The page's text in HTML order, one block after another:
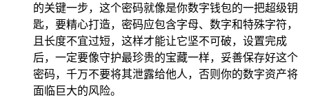
的关键一步，这个密码就像是你数字钱包的一把超级钥
匙，要精心打造，密码应包含字母、数字和特殊字符，
且长度不宜过短，这样才能让它坚不可破，设置完成
后，一定要像守护最珍贵的宝藏一样，妥善保存好这个
密码，千万不要将其泄露给他人，否则你的数字资产将
面临巨大的风险。